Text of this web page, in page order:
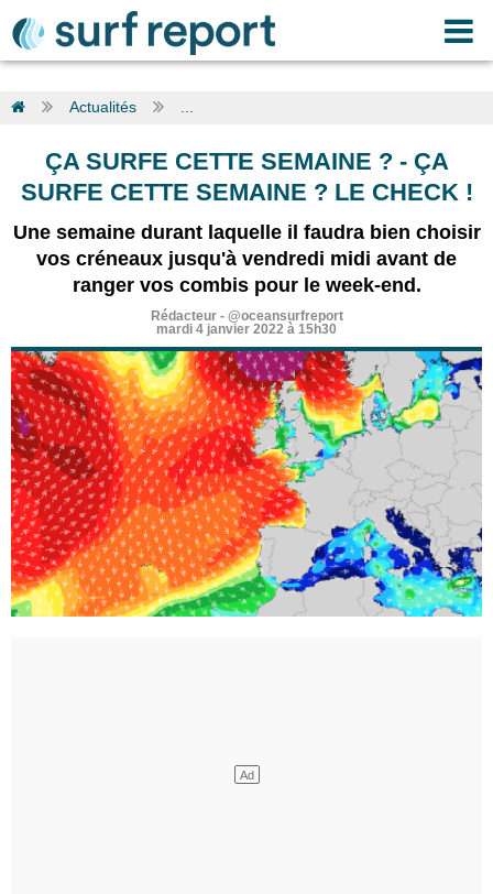
Actualités
ÇA SURFE CETTE SEMAINE ?- ÇA
SURFE CETTE SEMAINE ? LE CHECK !
Une semaine durant laquelle il faudra bien choisir
vos créneaux jusqu'à vendredi midi avant de
ranger vos combis pour le week-end.
Rédacteur- @oceansurfreport
mardi 4 janvier 2022 à 15h30